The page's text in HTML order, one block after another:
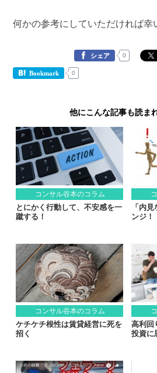
何かの参考にしていただければ幸
シェア 0
Bookmark 0
他にこんな記事も読ま
コンサル谷本のコラム
とにかく行動して、不安感を一
蹴する！
「内
ンジ！
コンサル谷本のコラム
ケチケチ根性は賃貸経営に死を
招く
高利回
投資に